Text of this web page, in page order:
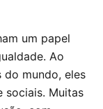
um papel
Ao
mundo, eles
sociais. Muitas